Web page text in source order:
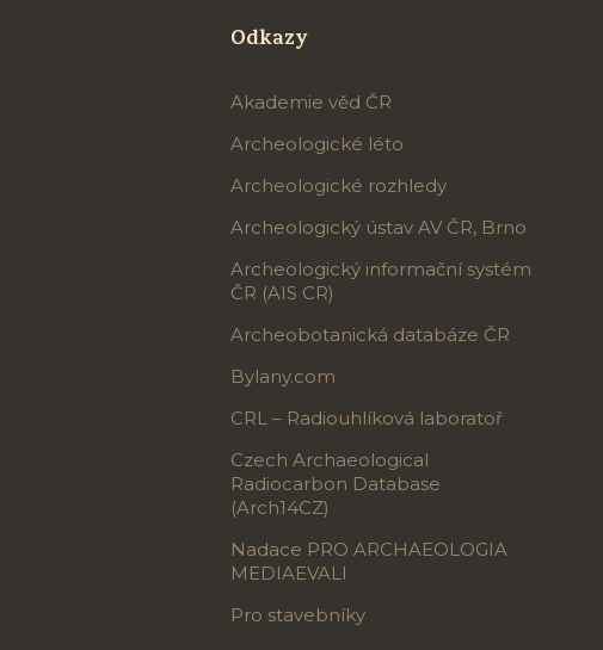
Odkazy
Akademie věd ČR
Archeologické léto
Archeologické rozhledy
Archeologický ústav AV ČR, Brno
Archeologický informační systém
ČR (AIS CR)
Archeobotanická databáze ČR
Bylany.com
CRL – Radiouhlíková laboratoř
Czech Archaeological
Radiocarbon Database
(Arch14CZ)
Nadace PRO ARCHAEOLOGIA
MEDIAEVALI
Pro stavebníky